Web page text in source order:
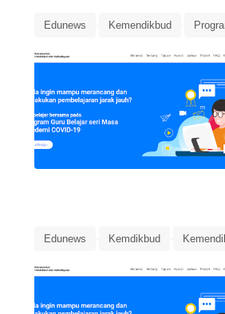
Edunews Kemendikbud
Program Guru Belajar Seri Masa
Edunews Kemdikbud
Program Guru Belajar Seri Masa